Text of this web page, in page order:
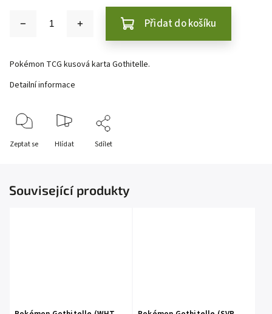
Přidat do košíku
Pokémon TCG kusová karta Gothitelle.
Detailní informace
Zeptat se Hlídat Sdílet
Související produkty